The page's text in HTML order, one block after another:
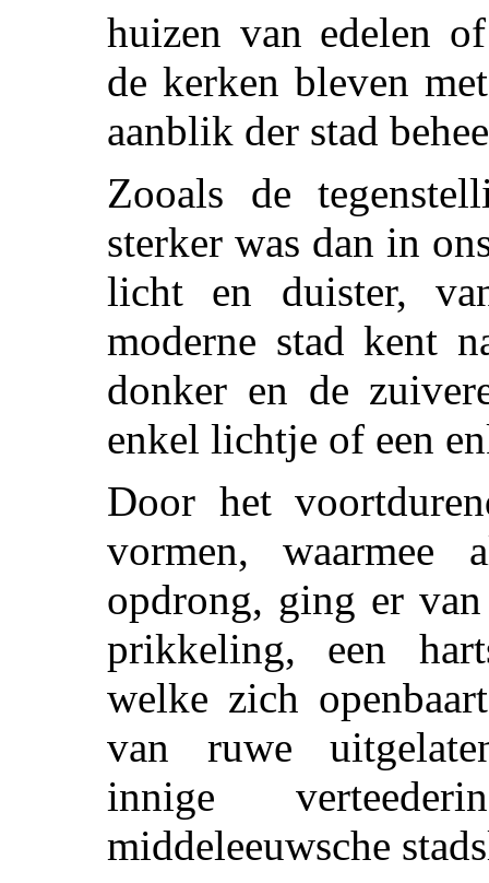
huizen van edelen
de kerken bleven
aanblik der stad
Zooals de
sterker was dan in
licht en duister,
moderne stad kent
donker en de
enkel lichtje of een
Door het
vormen, waarmee
opdrong, ging er van
prikkeling, een
welke zich
van ruwe
innige
middeleeuwsche